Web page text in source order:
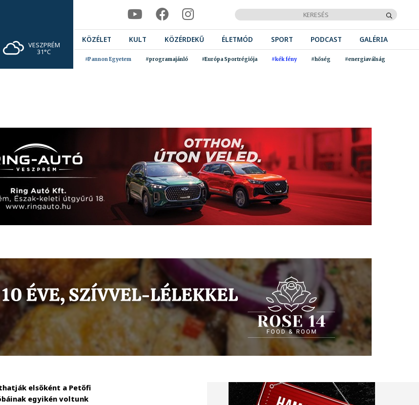
VESZPRÉM
31°C
KÖZÉLET KULT KÖZÉRDEKŰ ÉLETMÓD SPORT PODCAST GALÉRIA
#Pannon Egyetem #programajánló #Európa Sportrégiója #kék fény #hőség #energiaválság
elsőként a Petőfi
egyikén voltunk